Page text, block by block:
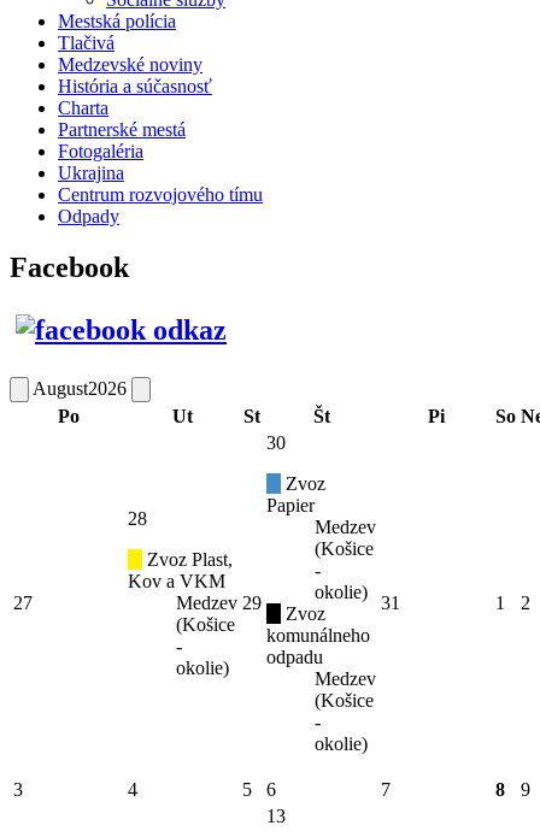
Mestská polícia
Tlačivá
Medzevské noviny
História a súčasnosť
Charta
Partnerské mestá
Fotogaléria
Ukrajina
Centrum rozvojového tímu
Odpady
Facebook
August2026
Po
Ut St Št Pi So
27
28
Zvoz Plast,
Kov a VKM
Medzev
(Košice
-
okolie)
29
30
Zvoz
Papier
Medzev
(Košice
-
okolie)
Zvoz
komunálneho
odpadu
Medzev
(Košice
-
okolie)
31 1 2
3 4 5 6 7 8
9
13